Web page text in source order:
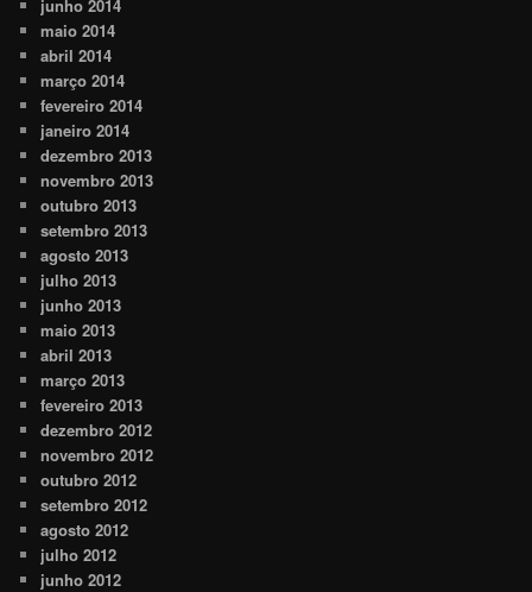
junho 2014
maio 2014
abril 2014
março 2014
fevereiro 2014
janeiro 2014
dezembro 2013
novembro 2013
outubro 2013
setembro 2013
agosto 2013
julho 2013
junho 2013
maio 2013
abril 2013
março 2013
fevereiro 2013
dezembro 2012
novembro 2012
outubro 2012
setembro 2012
agosto 2012
julho 2012
junho 2012